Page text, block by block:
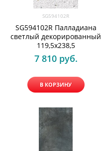
SG594102R
SG594102R Палладиана
светлый декорированный
119,5х238,5
7 810 руб.
В КОРЗИНУ